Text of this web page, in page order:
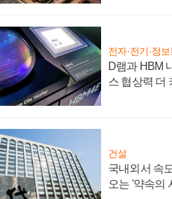
전자·전기·정
D램과 HBM
스 협상력 더
건설
국내외서 속
오는 '약속의